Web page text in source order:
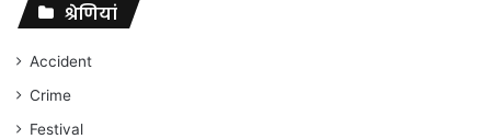
संघर्ष
जारी
रहेगा
अंकित
गौरहा
श्रेणियां
Accident
Crime
Festival